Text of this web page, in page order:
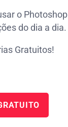
o Photoshop
do dia a dia.
Gratuitos!